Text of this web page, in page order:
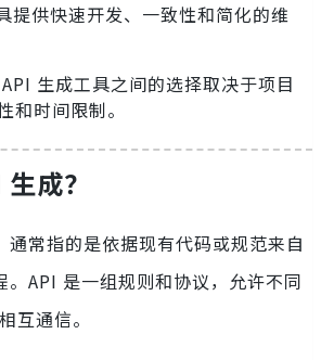
提供快速开发、一致性和简化的维
生成工具之间的选择取决于项目
和时间限制。
成？
常指的是依据现有代码或规范来自
。API 是一组规则和协议，允许不同
互通信。